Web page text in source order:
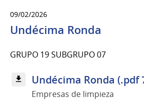
09/02/2026
Undécima Ronda
GRUPO 19 SUBGRUPO 07
Undécima Ronda (.pdf
Empresas de limpieza